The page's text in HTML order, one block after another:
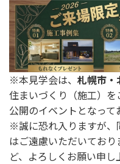
※本見学会は、 札幌市・
住まいづくり（施工）
公開のイベントとなって
※誠に恐れ入りますが、
はご遠慮いただいてお
ど、よろしくお願い申し